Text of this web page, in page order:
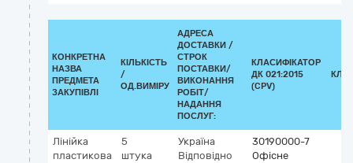
КОНКРЕТНА
НАЗВА
ПРЕДМЕТА
ЗАКУПІВЛІ
КІЛЬКІСТЬ
/
ОД.ВИМІРУ
АДРЕСА
ДОСТАВКИ /
СТРОК
ПОСТАВКИ/
ВИКОНАННЯ
РОБІТ/
НАДАННЯ
ПОСЛУГ:
КЛАСИФІКАТОР
ДК 021:2015
(CPV)
Лінійка
пластикова
5
штука
Україна
Відповідно
30190000-7
Офісне